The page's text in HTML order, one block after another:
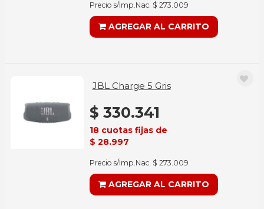
Precio s/Imp.Nac. $ 273.009
AGREGAR AL CARRITO
JBL Charge 5 Gris
$ 330.341
18 cuotas fijas de
$ 28.997
Precio s/Imp.Nac. $ 273.009
AGREGAR AL CARRITO